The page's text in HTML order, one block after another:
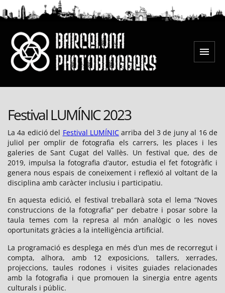
al
Menú
Festival LUMÍNIC 2023
La 4a edició del Festival LUMÍNICarriba del 3 de juny al 16 de
juliol per omplir de fotografia els carrers, les places i les
galeries de Sant Cugat del Vallès. Un festival que, des de
2019, impulsa la fotografia d’autor, estudia el fet fotogràfic i
genera nous espais de coneixement i reflexió al voltant de la
disciplina amb caràcter inclusiu i participatiu.
En aquesta edició, el festival treballarà sota el lema “Noves
construccions de la fotografia” per debatre i posar sobre la
taula temes com la represa al món analògic o les noves
oportunitats gràcies a la intel·ligència artificial.
La programació es desplega en més d’un mes de recorregut i
compta, alhora, amb 12 exposicions, tallers, xerrades,
projeccions, taules rodones i visites guiades relacionades
amb la fotografia i que promouen la sinergia entre agents
culturals i públic.